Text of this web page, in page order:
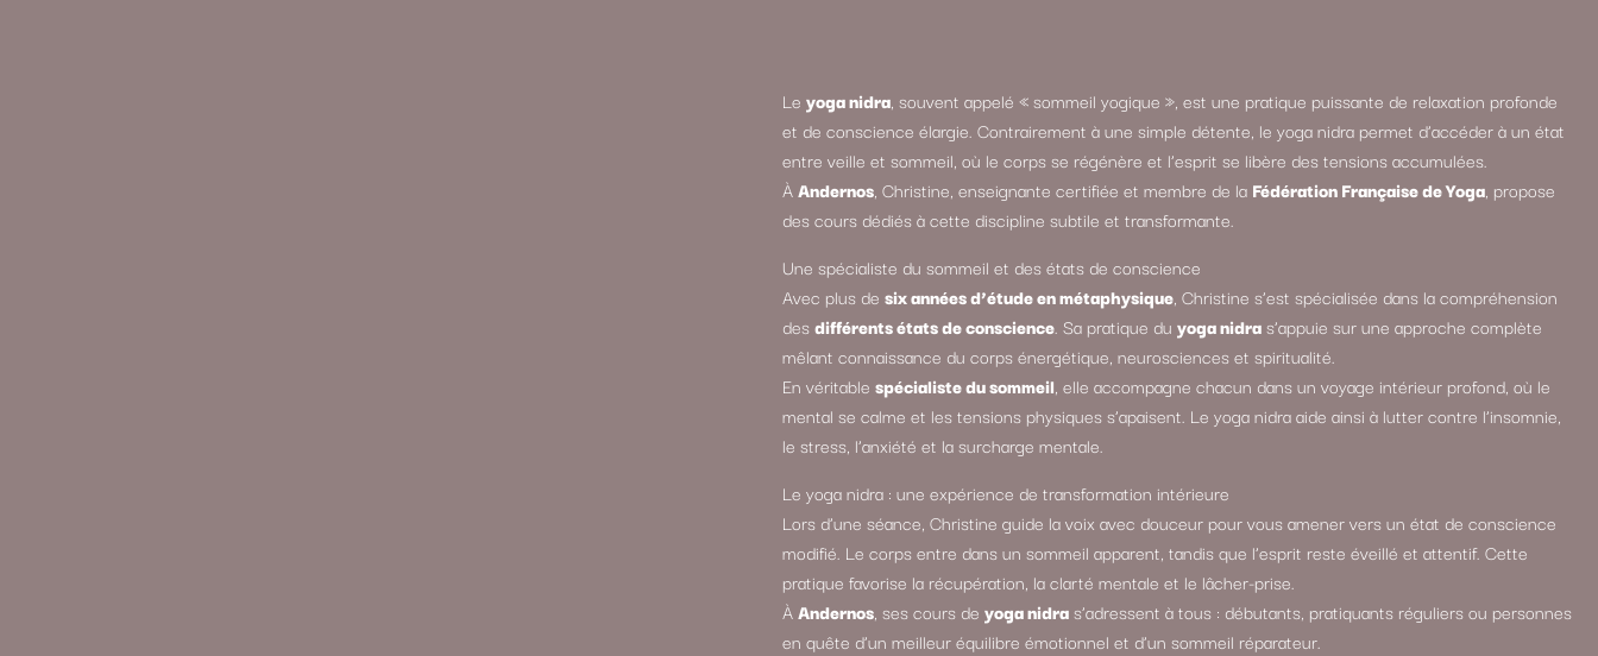
Le yoga nidra, souvent appelé « sommeil yogique », est une pratique puissante de relaxation profonde
et de conscience élargie. Contrairement à une simple détente, le yoga nidra permet d’accéder à un état
entre veille et sommeil, où le corps se régénère et l’esprit se libère des tensions accumulées.
ÀAndernos, Christine, enseignante certifiée et membre de la Fédération Française de Yoga, propose
des cours dédiés à cette discipline subtile et transformante.
Une spécialiste du sommeil et des états de conscience
Avec plus de six années d’étude en métaphysique, Christine s’est spécialisée dans la compréhension
desdifférents états de conscience. Sa pratique du yoga nidras’appuie sur une approche complète
mêlant connaissance du corps énergétique, neurosciences et spiritualité.
En véritable spécialiste du sommeil, elle accompagne chacun dans un voyage intérieur profond, où le
mental se calme et les tensions physiques s’apaisent. Le yoga nidra aide ainsi à lutter contre l’insomnie,
le stress, l’anxiété et la surcharge mentale.
Le yoga nidra : une expérience de transformation intérieure
Lors d’une séance, Christine guide la voix avec douceur pour vous amener vers un état de conscience
modifié. Le corps entre dans un sommeil apparent, tandis que l’esprit reste éveillé et attentif. Cette
pratique favorise la récupération, la clarté mentale et le lâcher-prise.
ÀAndernos, ses cours de yoga nidras’adressent à tous : débutants, pratiquants réguliers ou personnes
en quête d’un meilleur équilibre émotionnel et d’un sommeil réparateur.